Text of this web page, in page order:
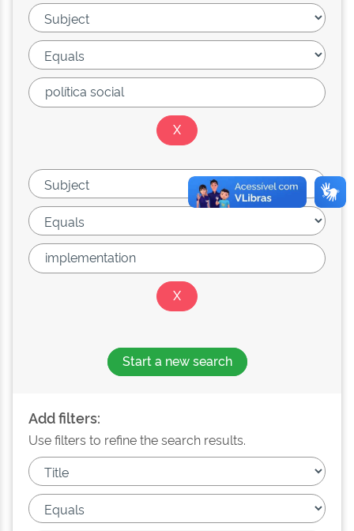
Start a new search
Add filters:
Use filters to refine the search results.